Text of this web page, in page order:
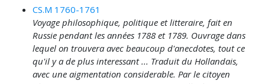
CS.M 1760-1761
Voyage philosophique, politique et litteraire, fait en
Russie pendant les années 1788 et 1789. Ouvrage dans
lequel on trouvera avec beaucoup d'anecdotes, tout ce
qu'il y a de plus interessant ... Traduit du Hollandais,
avec une aigmentation considerable. Par le citoyen